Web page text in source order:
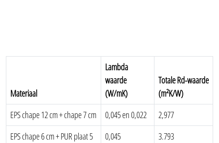
Materiaal
Lambda
waarde
(W/mK)
Totale Rd-waarde
(m²K/W)
EPS chape 12 cm + chape 7 cm
0,045 en 0,022
2,977
EPS chape 6 cm + PUR plaat 5
0,045 3.793